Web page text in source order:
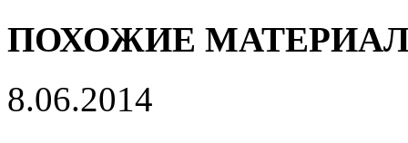
ПОХОЖИЕ
8.06.2014